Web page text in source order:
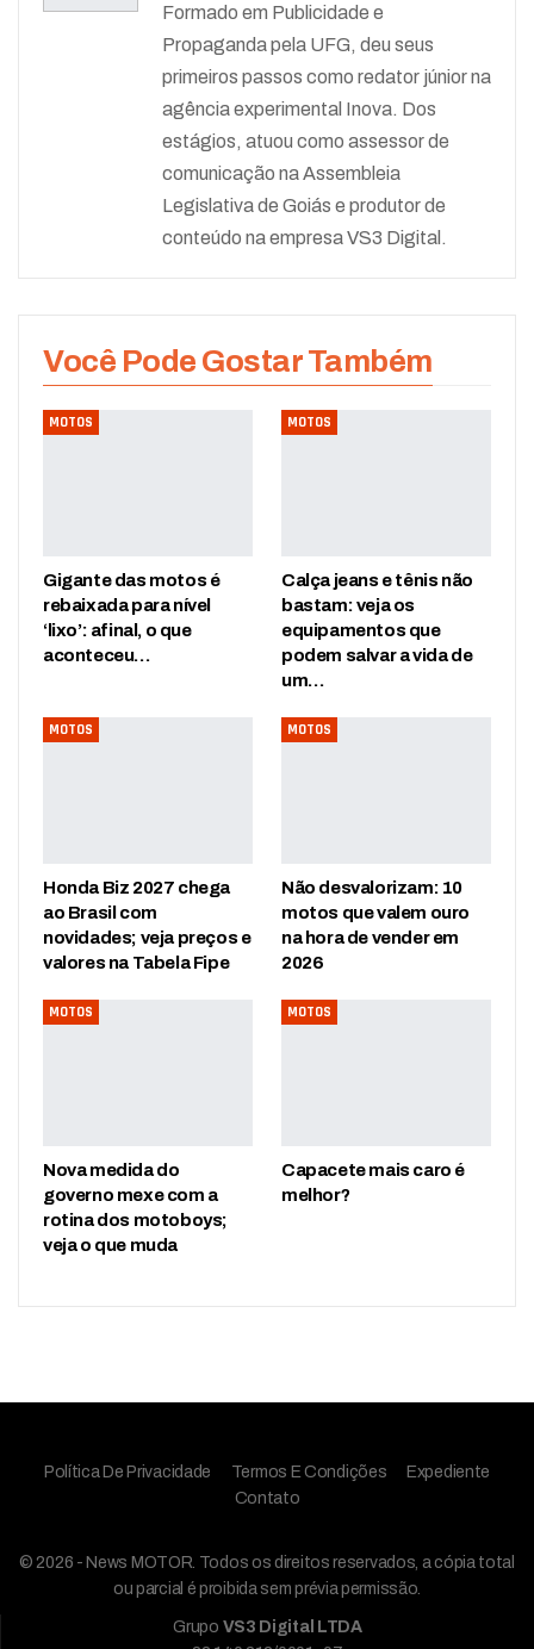
Formado em Publicidade e
Propaganda pela UFG, deu seus
primeiros passos como redator júnior na
agência experimental Inova. Dos
estágios, atuou como assessor de
comunicação na Assembleia
Legislativa de Goiás e produtor de
conteúdo na empresa VS3 Digital.
Você Pode Gostar Também
MOTOS
Gigante das motos é
rebaixada para nível
‘lixo’: afinal, o que
aconteceu…
MOTOS
Calça jeans e tênis não
bastam: veja os
equipamentos que
podem salvar a vida de
um…
MOTOS
Honda Biz 2027 chega
ao Brasil com
novidades; veja preços e
valores na Tabela Fipe
MOTOS
Não desvalorizam: 10
motos que valem ouro
na hora de vender em
2026
MOTOS
Nova medida do
governo mexe com a
rotina dos motoboys;
veja o que muda
MOTOS
Capacete mais caro é
melhor?
Política De Privacidade Termos E Condições
Expediente
Contato
© 2026 - News MOTOR. Todos os direitos reservados, a cópia total
ou parcial é proibida sem prévia permissão.
Grupo VS3 Digital LTDA